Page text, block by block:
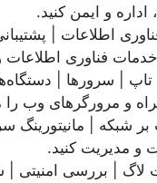
و ایمن کنید.
اطلاعات |
خدمات فناوری
| سرورها |
و مرورگرهای وب
شبکه | مانیتورینگ
و مدیریت کنید.